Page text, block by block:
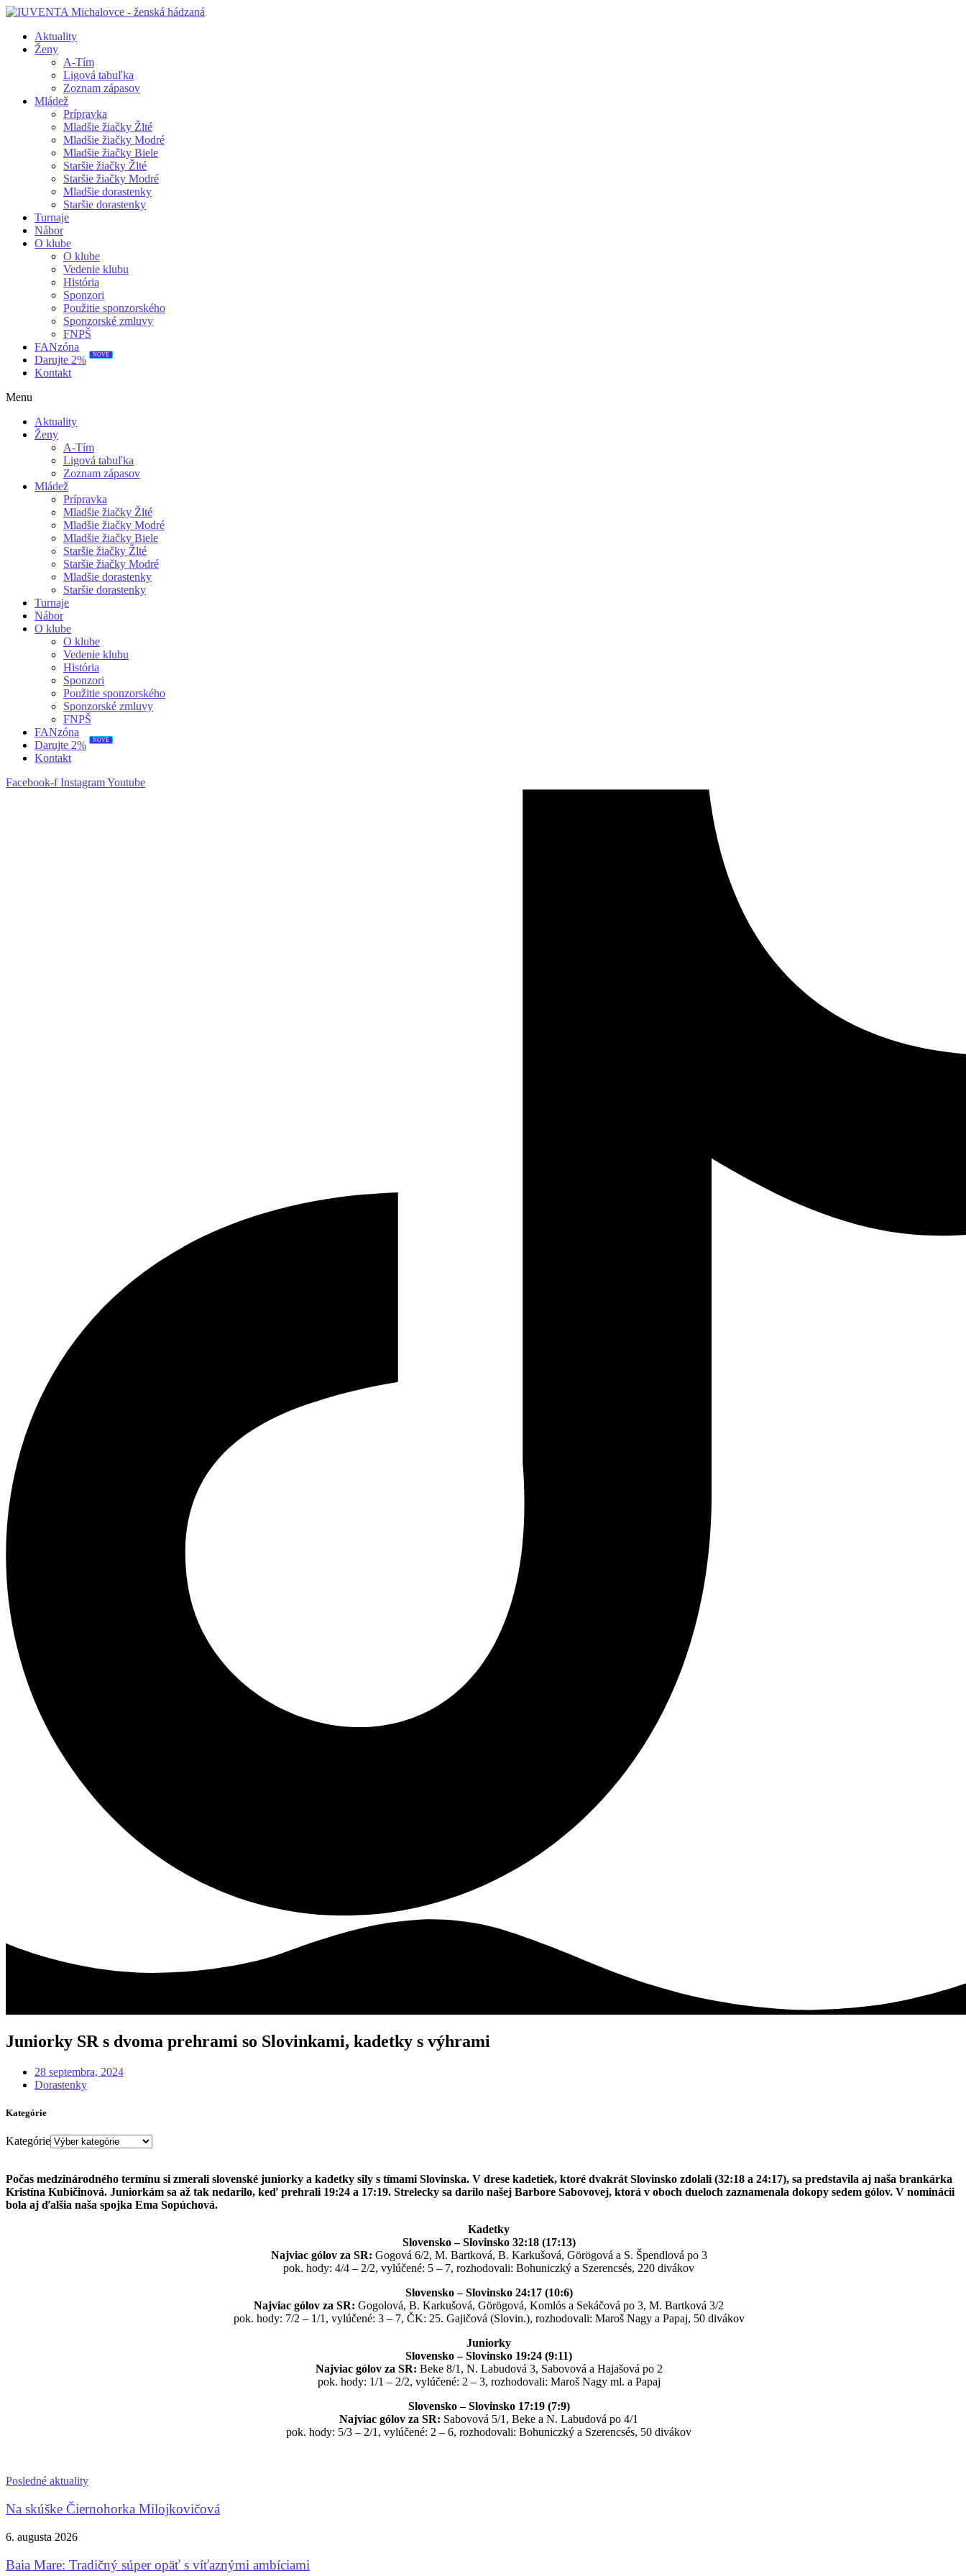
Aktuality
Ženy
A-Tím
Ligová tabuľka
Zoznam zápasov
Mládež
Prípravka
Mladšie žiačky Žlté
Mladšie žiačky Modré
Mladšie žiačky Biele
Staršie žiačky Žlté
Staršie žiačky Modré
Mladšie dorastenky
Staršie dorastenky
Turnaje
Nábor
O klube
O klube
Vedenie klubu
História
Sponzori
Použitie sponzorského
Sponzorské zmluvy
FNPŠ
FANzóna
Darujte 2%
NOVÉ
Kontakt
Menu
Aktuality
Ženy
A-Tím
Ligová tabuľka
Zoznam zápasov
Mládež
Prípravka
Mladšie žiačky Žlté
Mladšie žiačky Modré
Mladšie žiačky Biele
Staršie žiačky Žlté
Staršie žiačky Modré
Mladšie dorastenky
Staršie dorastenky
Turnaje
Nábor
O klube
O klube
Vedenie klubu
História
Sponzori
Použitie sponzorského
Sponzorské zmluvy
FNPŠ
FANzóna
Darujte 2%
NOVÉ
Kontakt
Facebook-f InstagramYoutube
Juniorky SR s dvoma prehrami so Slovinkami, kadetky s výhrami
28 septembra, 2024
Dorastenky
Kategórie
Kategórie
Počas medzinárodného termínu si zmerali slovenské juniorky a kadetky sily s tímami Slovinska. V drese kadetiek, ktoré dvakrát Slovinsko zdolali (32:18 a 24:17), sa predstavila aj naša brankárka
Kristína Kubičinová. Juniorkám sa až tak nedarilo, keď prehrali 19:24 a 17:19. Strelecky sa darilo našej Barbore Sabovovej, ktorá v oboch dueloch zaznamenala dokopy sedem gólov. V nominácii
bola aj ďalšia naša spojka Ema Sopúchová.
Kadetky
Slovensko – Slovinsko 32:18 (17:13)
Najviac gólov za SR: Gogová 6/2, M. Bartková, B. Karkušová, Görögová a S. Špendlová po 3
pok. hody: 4/4 – 2/2, vylúčené: 5 – 7, rozhodovali: Bohuniczký a Szerencsés, 220 divákov
Slovensko – Slovinsko 24:17 (10:6)
Najviac gólov za SR: Gogolová, B. Karkušová, Görögová, Komlós a Sekáčová po 3, M. Bartková 3/2
pok. hody: 7/2 – 1/1, vylúčené: 3 – 7, ČK: 25. Gajičová (Slovin.), rozhodovali: Maroš Nagy a Papaj, 50 divákov
Juniorky
Slovensko – Slovinsko 19:24 (9:11)
Najviac gólov za SR: Beke 8/1, N. Labudová 3, Sabovová a Hajašová po 2
pok. hody: 1/1 – 2/2, vylúčené: 2 – 3, rozhodovali: Maroš Nagy ml. a Papaj
Slovensko – Slovinsko 17:19 (7:9)
Najviac gólov za SR: Sabovová 5/1, Beke a N. Labudová po 4/1
pok. hody: 5/3 – 2/1, vylúčené: 2 – 6, rozhodovali: Bohuniczký a Szerencsés, 50 divákov
Posledné aktuality
Na skúške Čiernohorka Milojkovičová
6. augusta 2026
Baia Mare: Tradičný súper opäť s víťaznými ambíciami